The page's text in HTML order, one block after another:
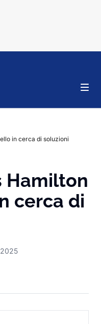
in cerca di soluzioni
Hamilton
cerca di